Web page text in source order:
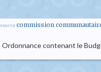
source commission
Ordonnance contenant le